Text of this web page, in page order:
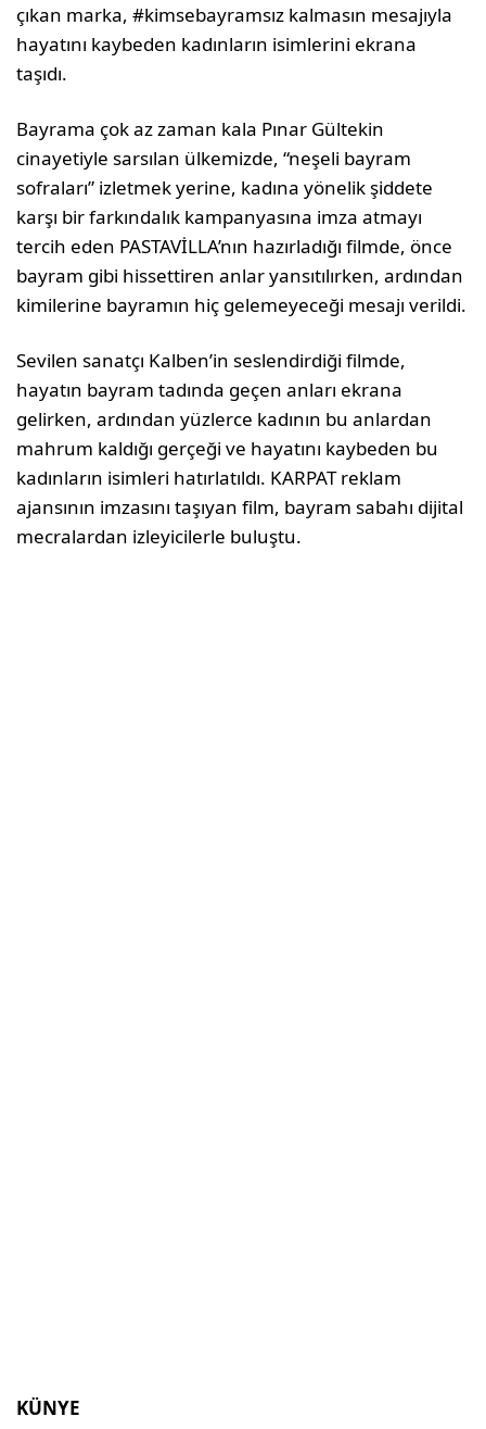
çıkan marka, #kimsebayramsız kalmasın mesajıyla
hayatını kaybeden kadınların isimlerini ekrana
taşıdı.
Bayrama çok az zaman kala Pınar Gültekin
cinayetiyle sarsılan ülkemizde, “neşeli bayram
sofraları” izletmek yerine, kadına yönelik şiddete
karşı bir farkındalık kampanyasına imza atmayı
tercih eden PASTAVİLLA’nın hazırladığı filmde, önce
bayram gibi hissettiren anlar yansıtılırken, ardından
kimilerine bayramın hiç gelemeyeceği mesajı verildi.
Sevilen sanatçı Kalben’in seslendirdiği filmde,
hayatın bayram tadında geçen anları ekrana
gelirken, ardından yüzlerce kadının bu anlardan
mahrum kaldığı gerçeği ve hayatını kaybeden bu
kadınların isimleri hatırlatıldı. KARPAT reklam
ajansının imzasını taşıyan film, bayram sabahı dijital
mecralardan izleyicilerle buluştu.
KÜNYE